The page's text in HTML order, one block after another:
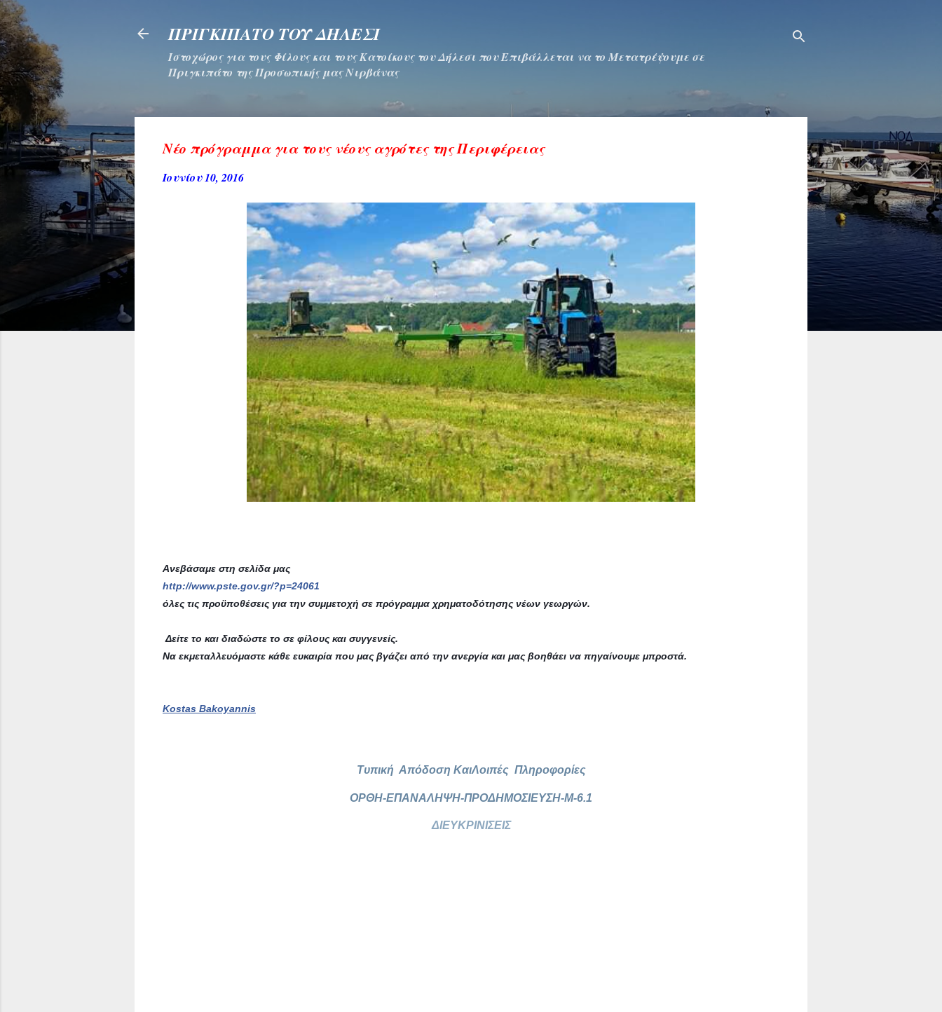
ΠΡΙΓΚΙΠΑΤΟ ΤΟΥ ΔΗΛΕΣΙ
Ιστοχώρος για τους Φίλους και τους Κατοίκους του Δήλεσι που Επιβάλλεται να το Μετατρέψουμε σε
Πριγκιπάτο της Προσωπικής μας Νιρβάνας
Νέο πρόγραμμα για τους νέους αγρότες της Περιφέρειας
Ιουνίου 10, 2016
Ανεβάσαμε στη σελίδα μας
http://www.pste.gov.gr/?p=24061
όλες τις προϋποθέσεις για την συμμετοχή σε πρόγραμμα χρηματοδότησης νέων γεωργών.
Δείτε το και διαδώστε το σε φίλους και συγγενείς.
Να εκμεταλλευόμαστε κάθε ευκαιρία που μας βγάζει από την ανεργία και μας βοηθάει να πηγαίνουμε μπροστά.
Kostas Bakoyannis
Τυπική Απόδοση ΚαιΛοιπές Πληροφορίες
ΟΡΘΗ-ΕΠΑΝΑΛΗΨΗ-ΠΡΟΔΗΜΟΣΙΕΥΣΗ-Μ-6.1
ΔΙΕΥΚΡΙΝΙΣΕΙΣ